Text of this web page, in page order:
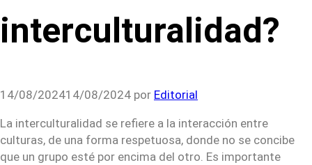
interculturalidad?
14/08/202414/08/2024 por Editorial
La interculturalidad se refiere a la interacción entre
culturas, de una forma respetuosa, donde no se concibe
que un grupo esté por encima del otro. Es importante